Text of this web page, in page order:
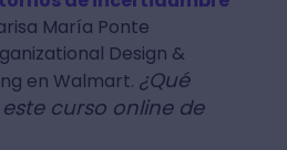
María Ponte
Design &
en Walmart. ¿Qué
curso online de